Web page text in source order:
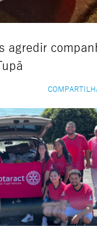
agredir